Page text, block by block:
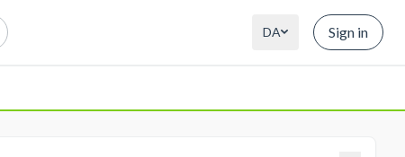
DA Sign in